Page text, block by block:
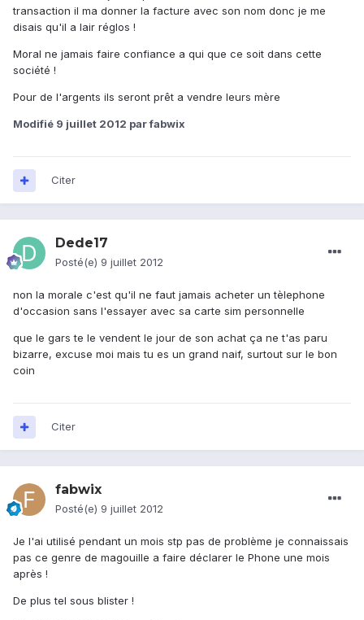
transaction il ma donner la facture avec son nom donc je me
disais qu'il a lair réglos !
Moral ne jamais faire confiance a qui que ce soit dans cette
société !
Pour de l'argents ils seront prêt a vendre leurs mère
Modifié 9 juillet 2012 par fabwix
Citer
Dede17
Posté(e) 9 juillet 2012
non la morale c'est qu'il ne faut jamais acheter un tèlephone
d'occasion sans l'essayer avec sa carte sim personnelle
que le gars te le vendent le jour de son achat ça ne t'as paru
bizarre, excuse moi mais tu es un grand naif, surtout sur le bon
coin
Citer
fabwix
Posté(e) 9 juillet 2012
Je l'ai utilisé pendant un mois stp pas de problème je connaissais
pas ce genre de magouille a faire déclarer le Phone une mois
après !
De plus tel sous blister !